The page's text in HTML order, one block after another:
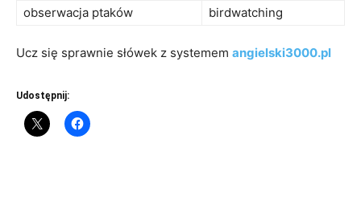
obserwacja ptaków
birdwatching
Ucz się sprawnie słówek z systemem angielski3000.pl
Udostępnij: